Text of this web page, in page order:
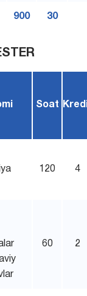
900 30
Soat
120 4
60 2